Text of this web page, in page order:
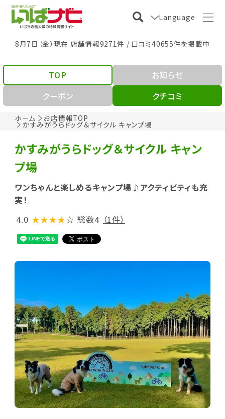
Language
8月7日（金）現在 店舗情報9271件 / 口コミ40655件を掲載中
ホーム お店情報TOP
かすみがうらドッグ＆サイクル キャンプ場
TOP
お知らせ
クーポン
クチコミ
かすみがうらドッグ＆サイクル キャン
プ場
ワンちゃんと楽しめるキャンプ場♪アクティビティも充
実！
4.0 ★★★★☆ 総数4 （1件）